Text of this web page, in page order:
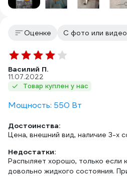
Оценке С фото или видео
Василий П.
11.07.2022
Товар куплен у нас
Мощность: 550 Вт
Достоинства:
Цена, внешний вид, наличие 3-х
Недостатки:
Распыляет хорошо, только если
довольно жидкого состояния.